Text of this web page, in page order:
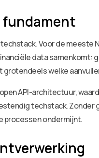
fundament
Voor de
data
welke
API-architectuur,
techstack. Zonder
processen ondermijnt.